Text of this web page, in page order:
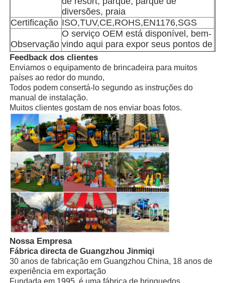
Deslizamento aquático infantil
Slide de água personalizado
Grande deslizamento de água
Equipamento para Parque Aquático
Parque infantil com escalada em corda
Equipamento de playground de madeira
diversões, praia
Certificação ISO,TUV,CE,ROHS,EN1176,SGS
Observação
O serviço OEM está disponível, bem-
vindo aqui para expor seus pontos de
vista.
Tipo de
empresa
Fabricação em Guangzhou, China
Instalação
Manual de instruções de instalação,
está disponível o envio de um técnico
Feedback dos clientes
Enviamos o equipamento de brincadeira para muitos
países ao redor do mundo,
Todos podem consertá-lo segundo as instruções do
manual de instalação.
Muitos clientes gostam de nos enviar boas fotos.
Nossa Empresa
Fábrica directa de Guangzhou Jinmiqi
30 anos de fabricação em Guangzhou China, 18 anos de
experiência em exportação
Fundada em 1995, é uma fábrica de brinquedos